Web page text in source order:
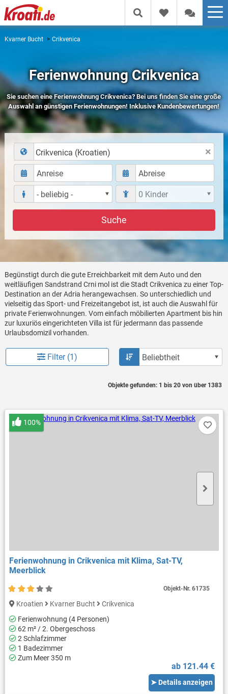
Kvarner Bucht Crikvenica
Ferienwohnung Crikvenica
Sie suchen eine Ferienwohnung Crikvenica? Bei uns finden Sie eine große
Auswahl an günstigen Ferienwohnungen! Inklusive Kundenbewertungen!
Crikvenica (Kroatien)
Suche
Begünstigt durch die gute Erreichbarkeit mit dem Auto und den
weitläufigen Sandstrand Crni mol ist die Stadt Crikvenica zu einer Top-
Destination an der Adria herangewachsen. So unterschiedlich und
vielseitig das Sport- und Freizeitangebot ist, ist auch die Auswahl für
private Ferienwohnungen. Vom einfach möbilierten Apartment bis hin
zur luxuriös eingerichteten Villa ist für jedermann das passende
Urlaubsdomizil vorhanden.
Filter (1)
Objekte gefunden: 1 bis 20 von über 1383
Ferienwohnung in Crikvenica mit Klima, Sat-TV,
Meerblick
100%
Kroatien Kvarner Bucht
Crikvenica
Ferienwohnung (4 Personen)
62 m² / 2. Obergeschoss
2 Schlafzimmer
1 Badezimmer
Zum Meer 350 m
ab 121.44 €
➤ Details anzeigen
Objekt-Nr.61735